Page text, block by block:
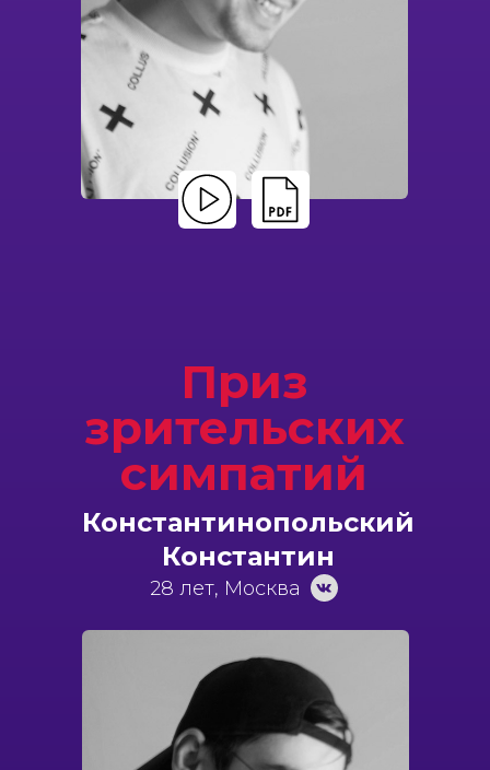
Приз
зрительских
симпатий
28 лет, Москва
Константинопольский
Константин